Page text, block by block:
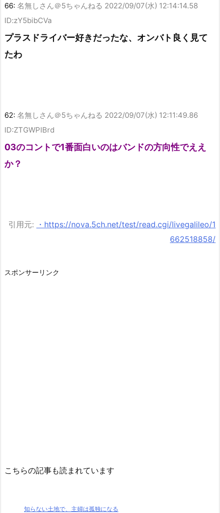
66: 名無しさん＠5ちゃんねる 2022/09/07(水) 12:14:14.58
ID:zY5bibCVa
プラスドライバー好きだったな、オンバト良く見て
たわ
62: 名無しさん＠5ちゃんねる 2022/09/07(水) 12:11:49.86
ID:ZTGWPIBrd
03のコントで1番面白いのはバンドの方向性でええ
か？
引用元:
・https://nova.5ch.net/test/read.cgi/livegalileo/1
662518858/
スポンサーリンク
こちらの記事も読まれています
知らない土地で、主婦は孤独になる